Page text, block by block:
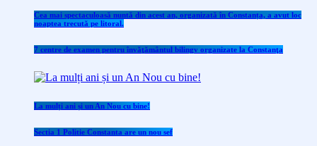
Cea mai spectaculoasă nuntă din acest an, organizată în Constanța, a avut loc
noaptea trecută pe litoral.
7 centre de examen pentru învăţământul bilingv organizate la Constanţa
La mulți ani și un An Nou cu bine!
Sectia 1 Politie Constanta are un nou sef